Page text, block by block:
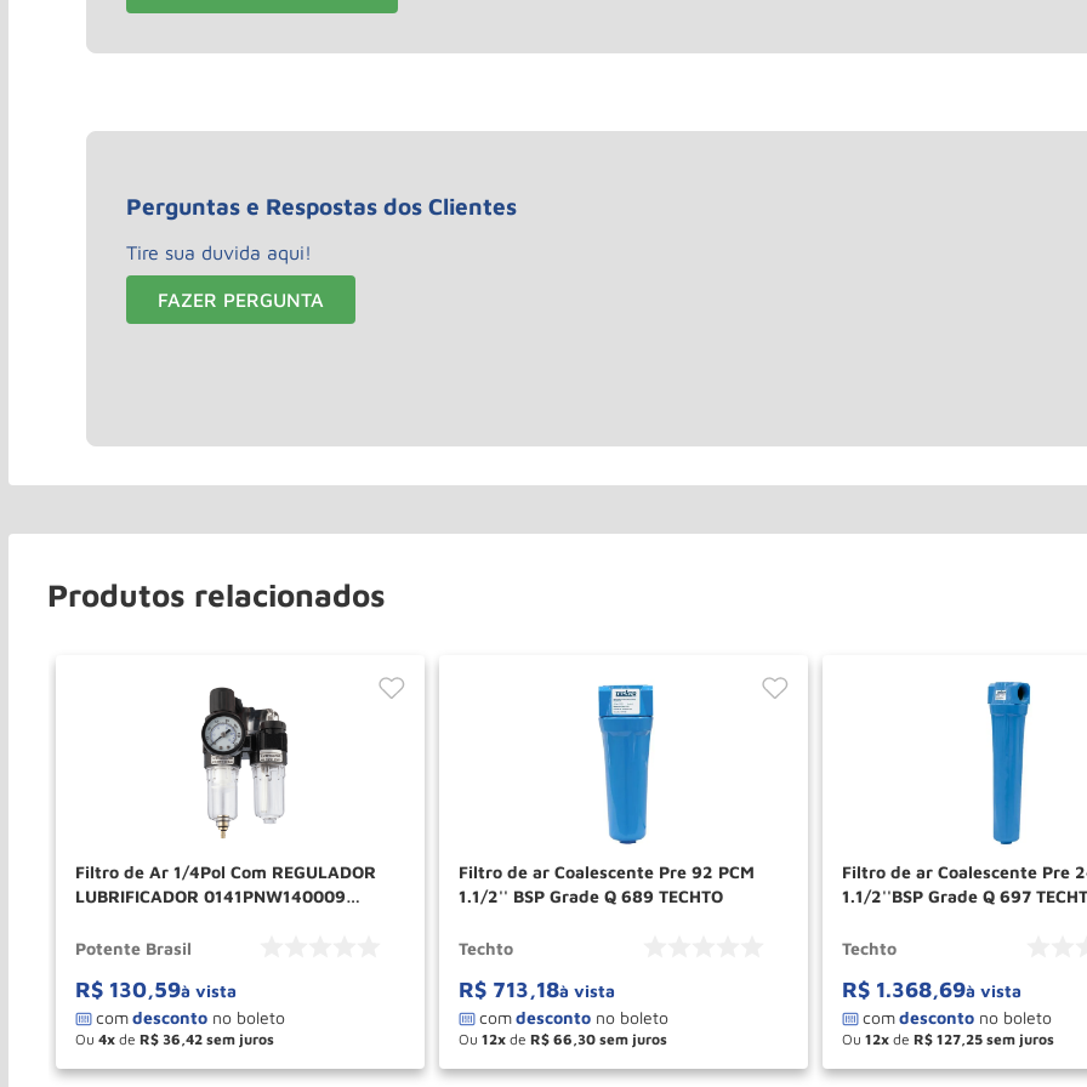
Perguntas e Respostas dos Clientes
Tire sua duvida aqui!
FAZER PERGUNTA
Produtos relacionados
Filtro de Ar 1/4Pol Com REGULADOR
LUBRIFICADOR 0141PNW140009
Potente Brasil
R$ 130,59à vista
Ou 4 de R$ 36,42
＋
－ COMPRAR
Filtro de ar Coalescente Pre 92 PCM
1.1/2'' BSP Grade Q 689 TECHTO
Techto
R$ 713,18à vista
Ou 12 de R$ 66,30
＋
－ COMPRAR
Filtro de ar Coalescente Pre
1.1/2''BSP Grade Q 697
Techto
R$ 1.368,69à vista
Ou 12 de R$ 127,25
＋
－